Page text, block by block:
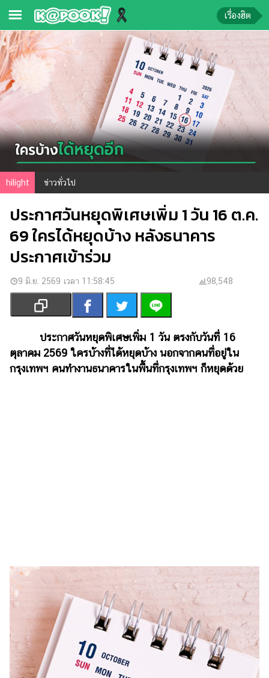
ข่าว-
ความ
รู้
ข่าว
บันเทิง
ตรวจ
หวย
ผล
บอล
สด
การ
การ
ศึกษา
บันเทิง
รูปภาพ
ดูด
วง
หญิง
ผู้ชาย
สุขภาพ
เรื่องฮิต
hilight ข่าวทั่วไป
ประกาศวันหยุดพิเศษเพิ่ม 1 วัน 16 ต.ค.
69 ใครได้หยุดบ้าง หลังธนาคาร
ประกาศเข้าร่วม
9 มิ.ย. 2569 เวลา 11:58:45 98,548
ประกาศวันหยุดพิเศษเพิ่ม 1 วัน ตรงกับวันที่ 16
ตุลาคม 2569 ใครบ้างที่ได้หยุดบ้าง นอกจากคนที่อยู่ใน
กรุงเทพฯ คนทำงานธนาคารในพื้นที่กรุงเทพฯ ก็หยุดด้วย